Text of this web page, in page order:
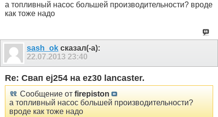
а топливный насос большей производительности? вроде
как тоже надо
sash_ok сказал(-а):
22.07.2013 23:40
Re: Свап ej254 на ez30 lancaster.
Сообщение от firepiston
а топливный насос большей производительности?
вроде как тоже надо